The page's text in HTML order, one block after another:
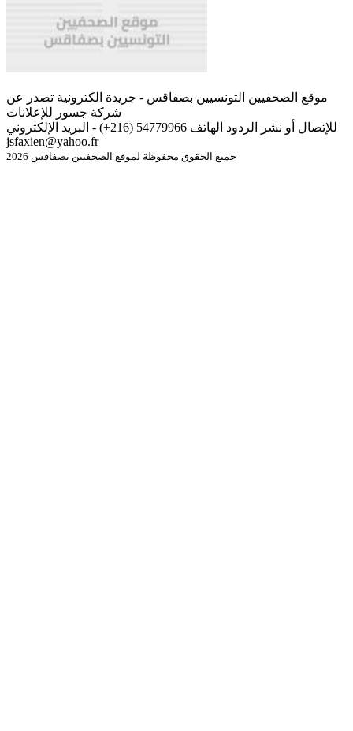
موقع الصحفيين التونسيين بصفاقس - جريدة الكترونية تصدر عن
شركة جسور للإعلانات
للإتصال أو نشر الردود الهاتف 54779966 (216+) - البريد الإلكتروني
jsfaxien@yahoo.fr
جميع الحقوق محفوظة لموقع الصحفيين بصفاقس 2026